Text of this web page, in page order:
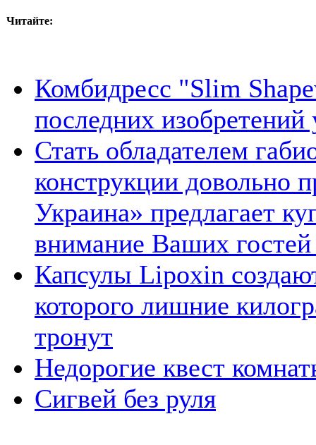
Читайте:
Комбидресс "Slim
последних
Стать обладателем
конструкции довольно
Украина» предлагает
внимание Ваших
Капсулы Lipoxin
которого лишние
тронут
Недорогие квест
Сигвей без руля